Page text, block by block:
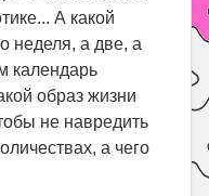
А какой
неделя, а две, а
календарь
образ жизни
не навредить
а чего